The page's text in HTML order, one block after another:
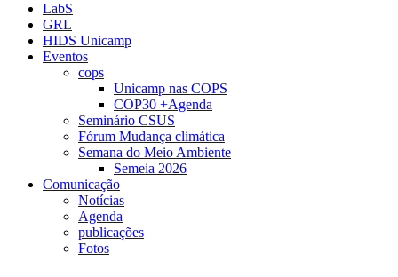
LabS
GRL
HIDS Unicamp
Eventos
cops
Unicamp nas COPS
COP30 +Agenda
Seminário CSUS
Fórum Mudança climática
Semana do Meio Ambiente
Semeia 2026
Comunicação
Notícias
Agenda
publicações
Fotos